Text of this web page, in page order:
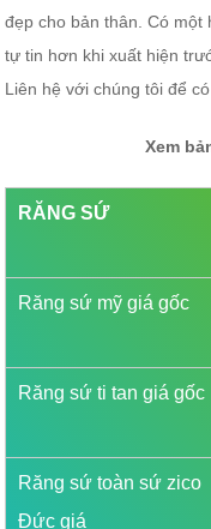
đẹp cho bản thân. Có
tự tin hơn khi xuất hiện
Liên hệ với chúng tôi để
Xem
RĂNG SỨ
Răng sứ mỹ giá gốc
Răng sứ ti tan giá gốc
Răng sứ toàn sứ zico
Đức giá